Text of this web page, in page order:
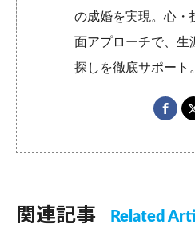
の成婚を実現。心・
面アプローチで、生
探しを徹底サポート。
関連記事 Related